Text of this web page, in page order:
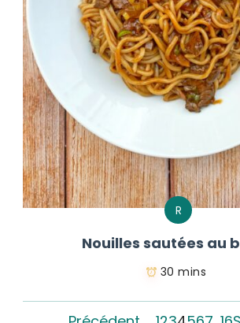
R
Nouilles sautées au
30 mins